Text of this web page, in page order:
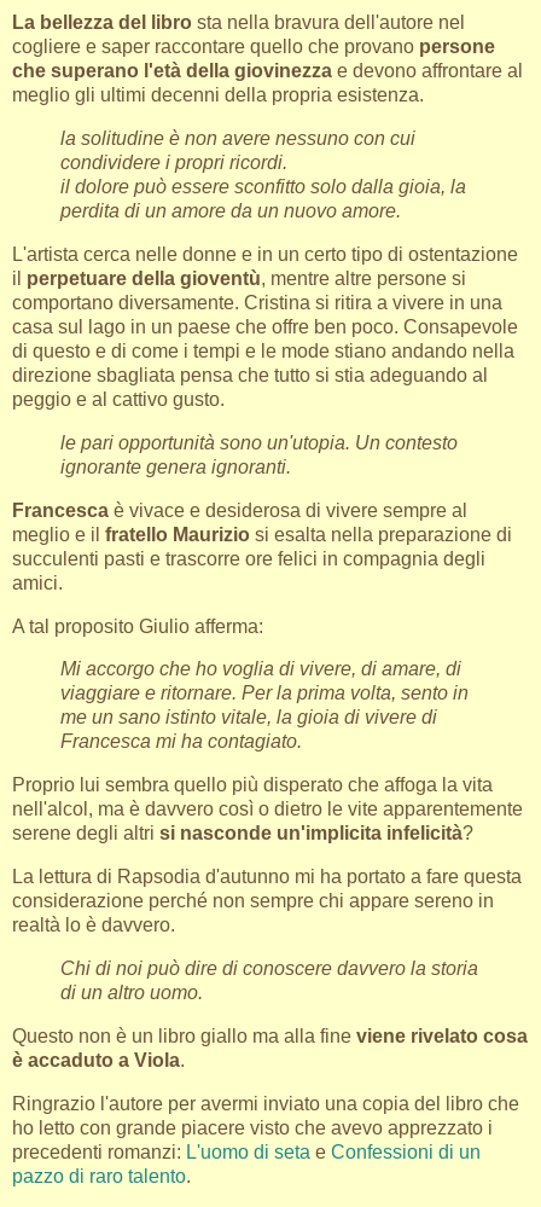
La bellezza del libro sta nella bravura dell'autore nel
cogliere e saper raccontare quello che provano persone
che superano l'età della giovinezza e devono affrontare al
meglio gli ultimi decenni della propria esistenza.
la solitudine è non avere nessuno con cui
condividere i propri ricordi.
il dolore può essere sconfitto solo dalla gioia, la
perdita di un amore da un nuovo amore.
L'artista cerca nelle donne e in un certo tipo di ostentazione
il perpetuare della gioventù, mentre altre persone si
comportano diversamente. Cristina si ritira a vivere in una
casa sul lago in un paese che offre ben poco. Consapevole
di questo e di come i tempi e le mode stiano andando nella
direzione sbagliata pensa che tutto si stia adeguando al
peggio e al cattivo gusto.
le pari opportunità sono un'utopia. Un contesto
ignorante genera ignoranti.
Francesca è vivace e desiderosa di vivere sempre al
meglio e il fratello Maurizio si esalta nella preparazione di
succulenti pasti e trascorre ore felici in compagnia degli
amici.
A tal proposito Giulio afferma:
Mi accorgo che ho voglia di vivere, di amare, di
viaggiare e ritornare. Per la prima volta, sento in
me un sano istinto vitale, la gioia di vivere di
Francesca mi ha contagiato.
Proprio lui sembra quello più disperato che affoga la vita
nell'alcol, ma è davvero così o dietro le vite apparentemente
serene degli altri si nasconde un'implicita infelicità?
La lettura di Rapsodia d'autunno mi ha portato a fare questa
considerazione perché non sempre chi appare sereno in
realtà lo è davvero.
Chi di noi può dire di conoscere davvero la storia
di un altro uomo.
Questo non è un libro giallo ma alla fine viene rivelato cosa
è accaduto a Viola.
Ringrazio l'autore per avermi inviato una copia del libro che
ho letto con grande piacere visto che avevo apprezzato i
precedenti romanzi: L'uomo di seta e Confessioni di un
pazzo di raro talento.